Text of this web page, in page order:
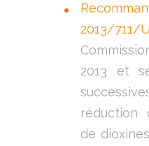
2013/711/
2013 et
réduction
de